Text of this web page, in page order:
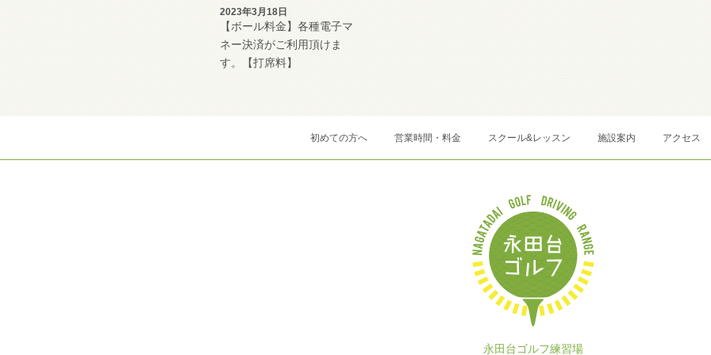
2023年3月18日
【ボール料金】各種電子マ
ネー決済がご利用頂けま
す。【打席料】
初めての方へ 営業時間・料金 スクール&レッスン 施設案内 アクセス
永田台ゴルフ練習場